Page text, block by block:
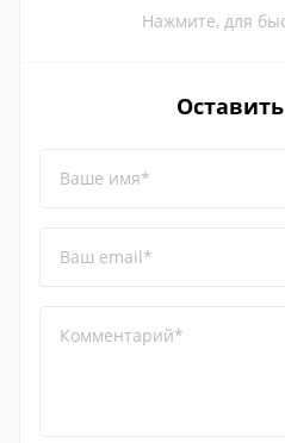
Нажмите, для
Ваше имя*
Ваш email*
Комментарий*